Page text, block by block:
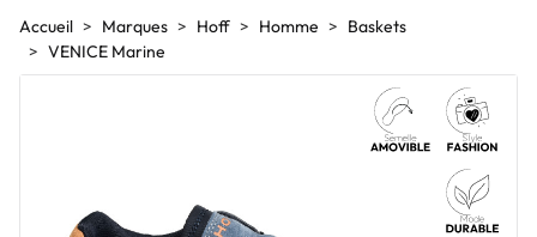
Accueil Marques Hoff Homme
Baskets
VENICE Marine